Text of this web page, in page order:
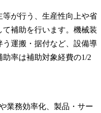
が行う、生産性向上や省
補助を行います。機械装
運搬・据付など、設備導
率は補助対象経費の1/2
業務効率化、製品・サー